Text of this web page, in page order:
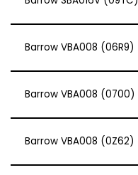
Barrow VBA008 (06R9)
Barrow VBA008 (0700)
Barrow VBA008 (0Z62)